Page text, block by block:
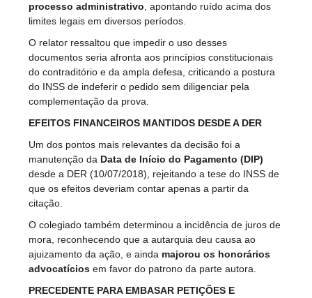
processo administrativo, apontando ruído acima dos
limites legais em diversos períodos.
O relator ressaltou que impedir o uso desses
documentos seria afronta aos princípios constitucionais
do contraditório e da ampla defesa, criticando a postura
do INSS de indeferir o pedido sem diligenciar pela
complementação da prova.
EFEITOS FINANCEIROS MANTIDOS DESDE A DER
Um dos pontos mais relevantes da decisão foi a
manutenção da Data de Início do Pagamento (DIP)
desde a DER (10/07/2018), rejeitando a tese do INSS de
que os efeitos deveriam contar apenas a partir da
citação.
O colegiado também determinou a incidência de juros de
mora, reconhecendo que a autarquia deu causa ao
ajuizamento da ação, e ainda majorou os honorários
advocatícios em favor do patrono da parte autora.
PRECEDENTE PARA EMBASAR PETIÇÕES E